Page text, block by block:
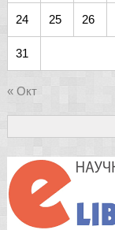
24 25 26
31
« Окт